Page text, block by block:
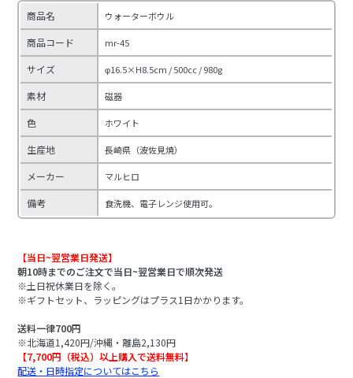
商品名 ウォーターボウル
商品コード mr-45
サイズ φ16.5×H8.5cm / 500cc / 980g
素材 磁器
色 ホワイト
生産地 長崎県（波佐見焼）
メーカー マルヒロ
備考 食洗機、電子レンジ使用可。
【当日~翌営業日発送】
朝10時までのご注文で当日~翌営業日で順次発送
※土日祝休業日を除く。
※ギフトセット、ラッピングはプラス1日かかります。
送料一律700円
※北海道1,420円/沖縄・離島2,130円
【7,700円（税込）以上購入で送料無料】
配送・日時指定についてはこちら